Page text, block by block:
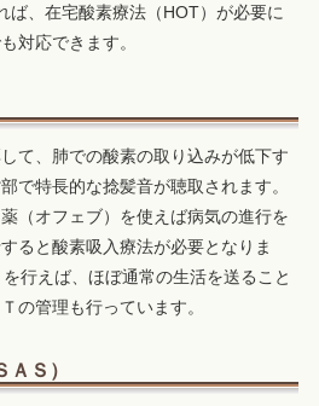
ば、在宅酸素療法（HOT）が必要に
対応できます。
て、肺での酸素の取り込みが低下す
で特長的な捻髪音が聴取されます。
（オフェブ）を使えば病気の進行を
ると酸素吸入療法が必要となりま
行えば、ほぼ通常の生活を送ること
の管理も行っています。
Ｓ）